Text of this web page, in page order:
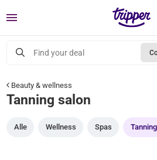
Menu
Find your deal
Beauty & wellness
Tanning salon
Alle Wellness Spas